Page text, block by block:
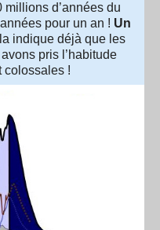
millions d’années du
pour un an ! Un
indique déjà que les
pris l’habitude
colossales !